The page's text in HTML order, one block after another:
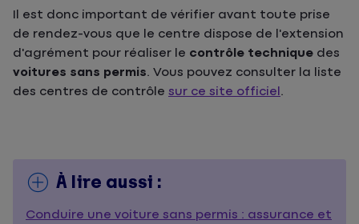
Il est donc important de vérifier avant toute prise
de rendez-vous que le centre dispose de l'extension
d'agrément pour réaliser le contrôle technique des
voitures sans permis. Vous pouvez consulter la liste
des centres de contrôle sur ce site officiel .
À lire aussi :
Conduire une voiture sans permis : assurance et